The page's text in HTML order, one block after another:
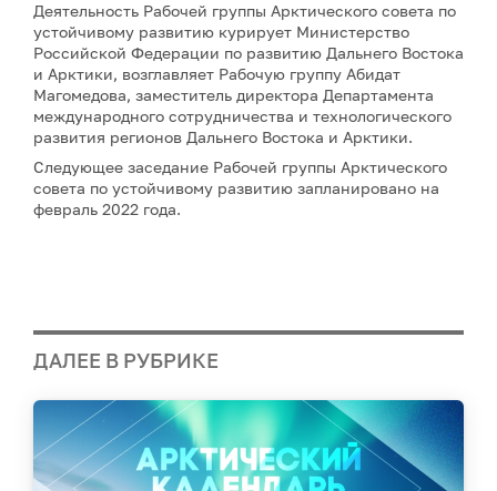
Деятельность Рабочей группы Арктического совета по
устойчивому развитию курирует Министерство
Российской Федерации по развитию Дальнего Востока
и Арктики, возглавляет Рабочую группу Абидат
Магомедова, заместитель директора Департамента
международного сотрудничества и технологического
развития регионов Дальнего Востока и Арктики.
Следующее заседание Рабочей группы Арктического
совета по устойчивому развитию запланировано на
февраль 2022 года.
ДАЛЕЕ В РУБРИКЕ